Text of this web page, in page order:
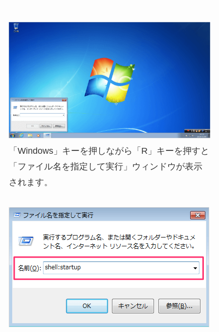
「Windows」キーを押しながら「R」キーを押すと
「ファイル名を指定して実行」ウィンドウが表示
されます。